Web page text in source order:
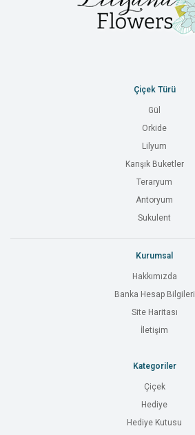
Çiçek Türü
Gül
Orkide
Lilyum
Karışık Buketler
Teraryum
Antoryum
Sukulent
Kurumsal
Hakkımızda
Banka Hesap Bilgileri
Site Haritası
İletişim
Kategoriler
Çiçek
Hediye
Hediye Kutusu